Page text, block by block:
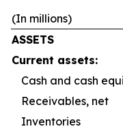
(In millions)
ASSETS
Current assets:
Cash and cash
Receivables, net
Inventories